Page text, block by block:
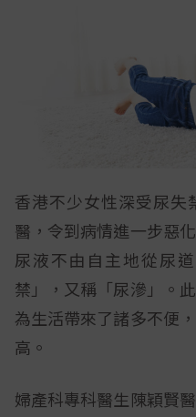
香港不少女性深受尿失
醫，令到病情進一步惡
尿液不由自主地從尿
禁」，又稱「尿滲」。
為生活帶來了諸多不便
高。
婦產科專科醫生陳穎賢